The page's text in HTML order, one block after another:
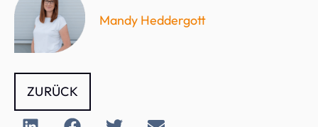
Mandy Heddergott
ZURÜCK